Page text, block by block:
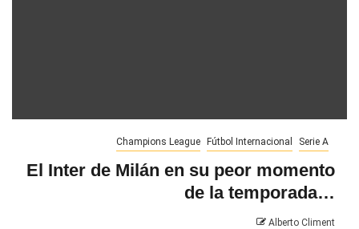
Champions League Fútbol Internacional Serie A
El Inter de Milán en su peor momento
de la temporada…
Alberto Climent